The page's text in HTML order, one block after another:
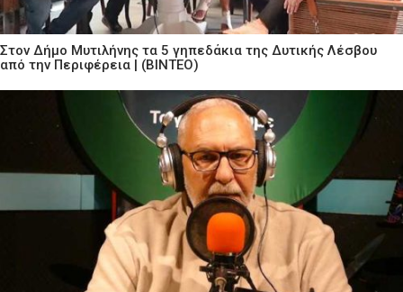
Στον Δήμο Μυτιλήνης τα 5 γηπεδάκια της Δυτικής Λέσβου
από την Περιφέρεια | (ΒΙΝΤΕΟ)